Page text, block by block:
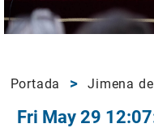
Portada Jimena
Fri May 29